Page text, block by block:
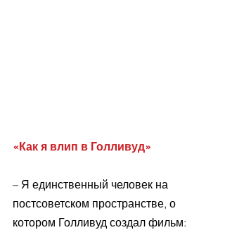
«Как я влип в Голливуд»
– Я единственный человек на
постсоветском пространстве, о
котором Голливуд создал фильм: